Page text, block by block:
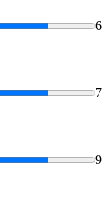
6
7
9